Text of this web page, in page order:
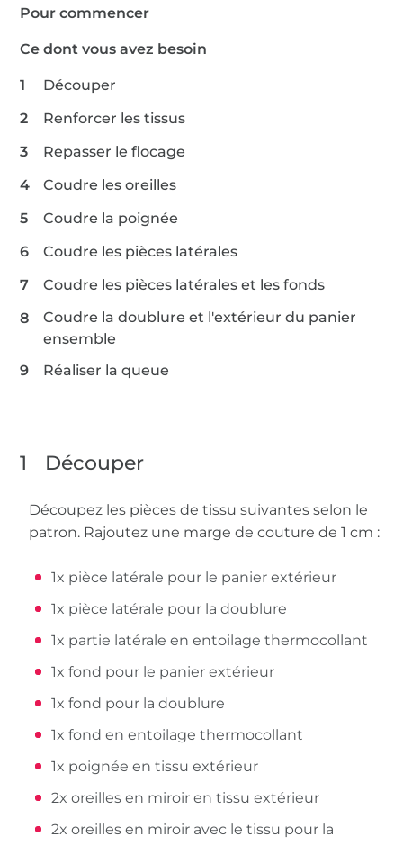
Pour commencer
Ce dont vous avez besoin
Découper
Renforcer les tissus
Repasser le flocage
Coudre les oreilles
Coudre la poignée
Coudre les pièces latérales
Coudre les pièces latérales et les fonds
Coudre la doublure et l'extérieur du panier
ensemble
Réaliser la queue
1 Découper
Découpez les pièces de tissu suivantes selon le
patron. Rajoutez une marge de couture de 1 cm :
1x pièce latérale pour le panier extérieur
1x pièce latérale pour la doublure
1x partie latérale en entoilage thermocollant
1x fond pour le panier extérieur
1x fond pour la doublure
1x fond en entoilage thermocollant
1x poignée en tissu extérieur
2x oreilles en miroir en tissu extérieur
2x oreilles en miroir avec le tissu pour la